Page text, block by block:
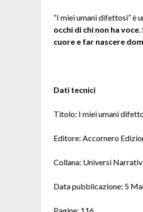
“I miei umani difettosi” è
occhi di chi non ha voce.
cuore e far nascere
Dati tecnici
Titolo: I miei umani
Editore: Accornero
Collana: Universi
Data pubblicazione: 5